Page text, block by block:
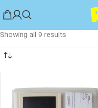
Showing all 9 results